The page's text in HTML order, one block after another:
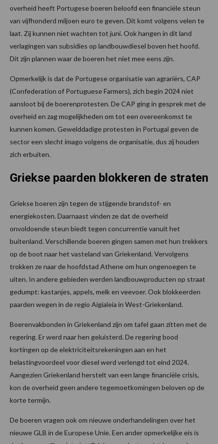
overheid heeft Portugese boeren beloofd een financiële steun
van vijfhonderd miljoen euro te geven. Dit komt volgens velen te
laat. Zij kunnen niet wachten tot juni. Ook hangen in dit land
verlagingen van subsidies op landbouwdiesel boven het hoofd.
Dit zijn plannen waar de boeren het niet mee eens zijn.
Opmerkelijk is dat de Portugese organisatie van agrariërs, CAP
(Confederation of Portuguese Farmers), zich begin 2024 niet
aansloot bij de boerenprotesten. De CAP ging in gesprek met de
overheid en zag mogelijkheden om tot een overeenkomst te
kunnen komen. Gewelddadige protesten in Portugal geven de
sector een slecht imago volgens de organisatie, dus zij houden
zich erbuiten.
Griekse paarden blokkeren de straten
Griekse boeren zijn tegen de stijgende brandstof- en
energiekosten. Daarnaast vinden ze dat de overheid
onvoldoende steun biedt tegen concurrentie vanuit het
buitenland. Verschillende boeren gingen samen met hun trekkers
op de boot naar het vasteland van Griekenland. Vervolgens
trokken ze naar de hoofdstad Athene om hun ongenoegen te
uiten. In andere gebieden werden landbouwproducten op straat
gedumpt: kastanjes, appels, melk en veevoer. Ook blokkeerden
paarden wegen in de regio Aigialeia in West-Griekenland.
Boerenvakbonden in Griekenland zijn om tafel gaan zitten met de
regering. Er werd naar hen geluisterd. De regering bood
kortingen op de elektriciteitsrekeningen aan en het
belastingvoordeel voor diesel werd verlengd tot eind 2024.
Aangezien Griekenland herstelt van een lange financiële crisis,
kon de overheid geen andere tegemoetkomingen beloven op de
korte termijn.
De boeren vragen ook om nieuwe onderhandelingen over het
nieuwe GLB in de Europese Unie. Een ander opmerkelijke eis is